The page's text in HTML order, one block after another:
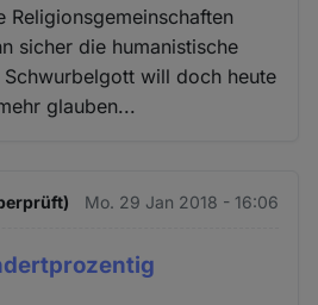
sicher die humanistische
Schwurbelgott will doch heute
glauben...
Mo. 29 Jan 2018 - 16:06